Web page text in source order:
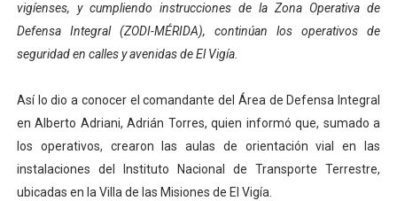
Entregan planta eléctrica para fortalecer la atención
Expertos inspeccionan espacios del OAN para la
Dictan MasterClass en el marco del Encuentro LAGO
Campo Elías avanza con plan de asfaltado
Encuentro estadal fortalece la coordinación de
vigíenses, y cumpliendo instrucciones de la Zona Operativa de
Defensa Integral (ZODI-MÉRIDA), continúan los operativos de
seguridad en calles y avenidas de El Vigía.
Así lo dio a conocer el comandante del Área de Defensa Integral
en Alberto Adriani, Adrián Torres, quien informó que, sumado a
los operativos, crearon las aulas de orientación vial en las
instalaciones del Instituto Nacional de Transporte Terrestre,
ubicadas en la Villa de las Misiones de El Vigía.